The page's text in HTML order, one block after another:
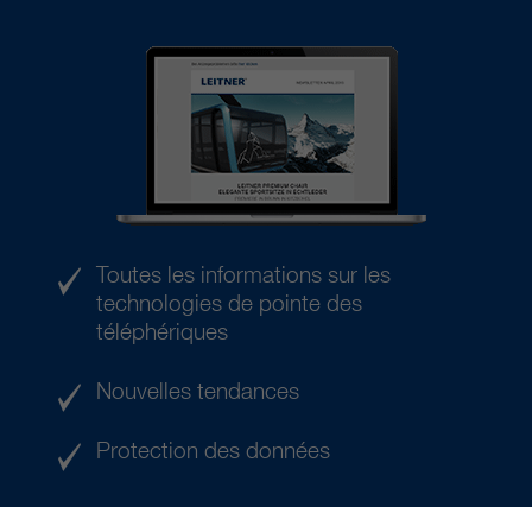
Toutes les informations sur les
technologies de pointe des
téléphériques
Nouvelles tendances
Protection des données